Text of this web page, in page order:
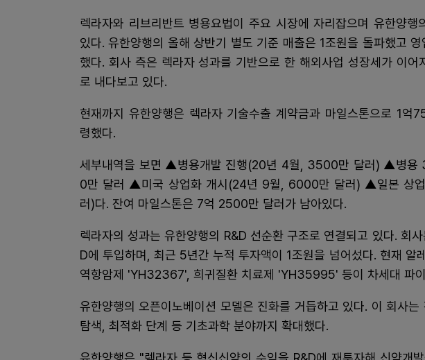
렉라자와 리브리반트 병용요법이 주요 시장에 자리잡으며 유한양행
있다. 유한양행의 올해 상반기 별도 기준 매출은 1조원을 돌파했고
했다. 회사 측은 렉라자 성과를 기반으로 한 해외사업 성장세가 이어
로 내다보고 있다.
현재까지 유한양행은 렉라자 기술수출 계약금과 마일스톤으로 1
령했다.
세부내역을 보면 ▲병용개발 진행(20년 4월, 3500만 달러) ▲병용
0만 달러 ▲미국 상업화 개시(24년 9월, 6000만 달러) ▲일본 상
러)다. 잔여 마일스톤은 7억 2500만 달러가 남아있다.
렉라자의 성과는 유한양행의 R&D 선순환 구조로 연결되고 있다. 회
D에 투입하며, 최근 5년간 누적 투자액이 1조원을 넘어섰다. 현재 알
역항암제 'YH32367', 희귀질환 치료제 'YH35995' 등이 차세대 파
유한양행의 오픈이노베이션 모델은 진화를 거듭하고 있다. 이 회사
탐색, 최적화 단계 등 기초과학 분야까지 확대했다.